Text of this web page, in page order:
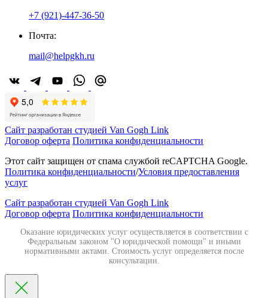
+7 (921)-447-36-50
Почта:
mail@helpgkh.ru
Сайт разработан студией Van Gogh Link
Договор оферта Политика конфиденциальности
Этот сайт защищен от спама службой reCAPTCHA Google.
Политика конфиденциальности/Условия предоставления
услуг
Сайт разработан студией Van Gogh Link
Договор оферта Политика конфиденциальности
Оказание юридических услуг осуществляется в соответствии с
Федеральным законом "О юридической помощи" и иными
нормативными актами. Стоимость услуг определяется после
консультации.